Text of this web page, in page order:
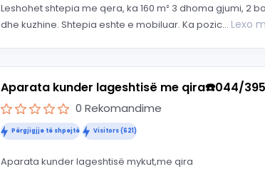
Leshohet shtepia me qera, ka 160 m² 3 dhoma gjumi, 2
dhe kuzhine. Shtepia eshte e mobiluar. Ka pozic... Lexo
Aparata kunder lageshtisë me qira☎️044/
0 Rekomandime
Përgjigjje të shpejtë Visitors (621)
Aparata kunder lageshtisë mykut,me qira